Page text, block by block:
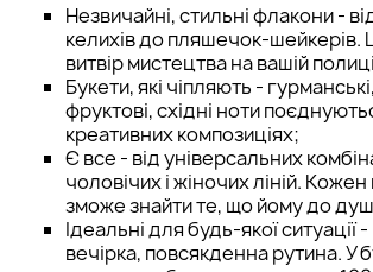
Незвичайні, стильні флакони -
келихів до пляшечок-шейкерів.
витвір мистецтва на вашій
Букети, які чіпляють -
фруктові, східні ноти
креативних композиціях;
Є все - від універсальних
чоловічих і жіночих ліній.
зможе знайти те, що йому до
Ідеальні для будь-якої ситуації
вечірка, повсякденна рутина. У